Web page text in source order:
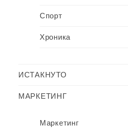
Спорт
Хроника
ИСТАКНУТО
МАРКЕТИНГ
Маркетинг